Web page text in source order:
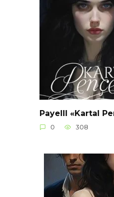
Payelll «Kartal
0 308